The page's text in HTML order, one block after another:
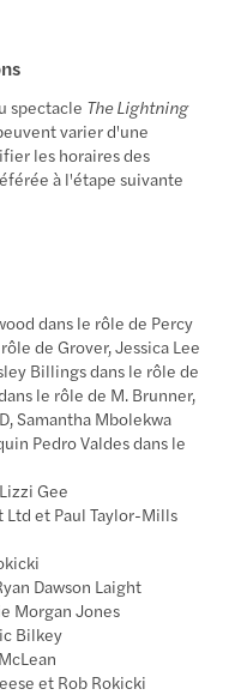
spectacle The Lightning
varier d'une
les horaires des
à l'étape suivante
dans le rôle de Percy
de Grover, Jessica Lee
Billings dans le rôle de
le rôle de M. Brunner,
Samantha Mbolekwa
Pedro Valdes dans le
Lizzi Gee
et Paul Taylor-Mills
Dawson Laight
Morgan Jones
Bilkey
et Rob Rokicki